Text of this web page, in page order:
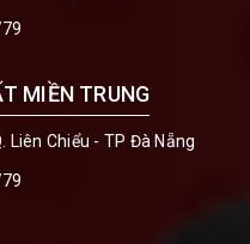
MIỀN TRUNG
Liên Chiểu - TP Đà Nẵng